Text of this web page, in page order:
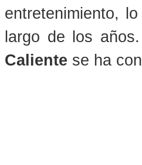
entretenimiento,
largo de los
Caliente se ha